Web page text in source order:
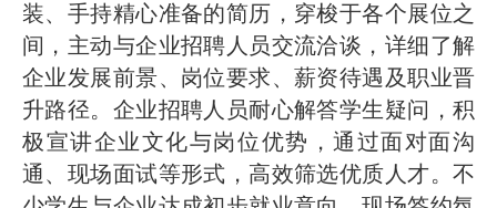
装、手持精心准备的简历，穿梭于各个展位之
间，主动与企业招聘人员交流洽谈，详细了解
企业发展前景、岗位要求、薪资待遇及职业晋
升路径。企业招聘人员耐心解答学生疑问，积
极宣讲企业文化与岗位优势，通过面对面沟
通、现场面试等形式，高效筛选优质人才。不